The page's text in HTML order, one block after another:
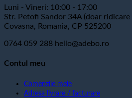
Luni - Vineri: 10:00 - 17:00
Str. Petofi Sandor 34A (doar ridicare
Covasna, Romania, CP 525200
0764 059 288 hello@adebo.ro
Contul meu
Comenzile mele
Adresa livrare / facturare